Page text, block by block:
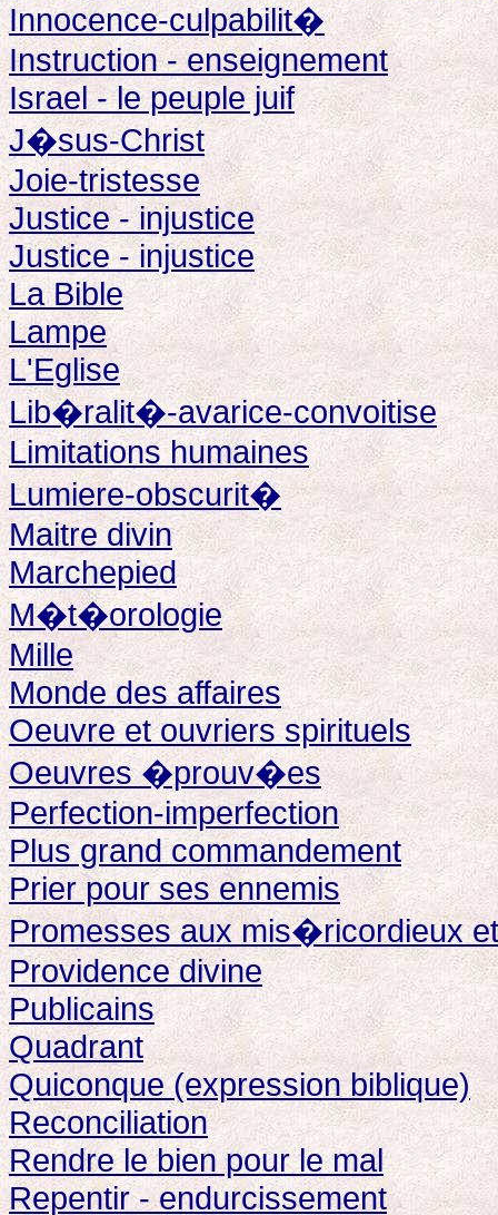
Innocence-culpabilit�
Instruction - enseignement
Israel - le peuple juif
J�sus-Christ
Joie-tristesse
Justice - injustice
Justice - injustice
La Bible
Lampe
L'Eglise
Lib�ralit�-avarice-convoitise
Limitations humaines
Lumiere-obscurit�
Maitre divin
Marchepied
M�t�orologie
Mille
Monde des affaires
Oeuvre et ouvriers spirituels
Oeuvres �prouv�es
Perfection-imperfection
Plus grand commandement
Prier pour ses ennemis
Promesses aux mis�ricordieux
Providence divine
Publicains
Quadrant
Quiconque (expression biblique)
Reconciliation
Rendre le bien pour le mal
Repentir - endurcissement